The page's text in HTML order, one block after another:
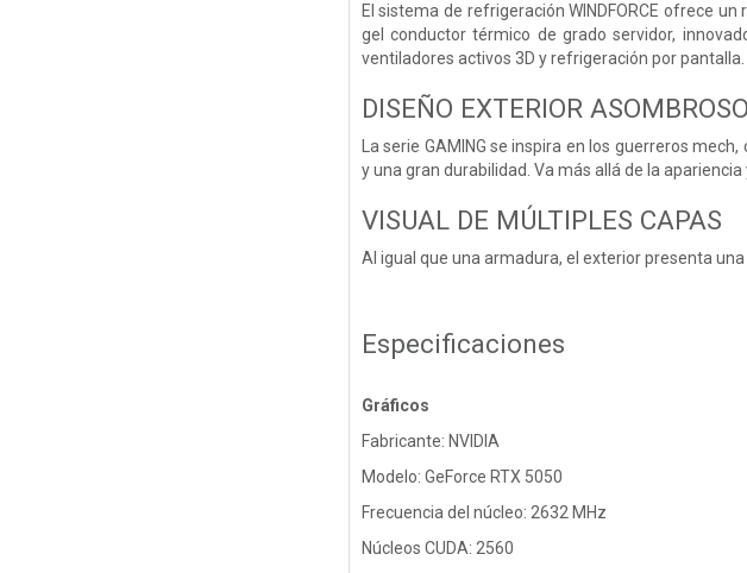
El sistema de refrigeración WINDFORCE ofrece
gel conductor térmico de grado servidor,
ventiladores activos 3D y refrigeración por pantalla.
DISEÑO EXTERIOR ASOMBROSO
La serie GAMING se inspira en los guerreros
y una gran durabilidad. Va más allá de la
VISUAL DE MÚLTIPLES CAPAS
Al igual que una armadura, el exterior presenta
Especificaciones
Gráficos
Fabricante: NVIDIA
Modelo: GeForce RTX 5050
Frecuencia del núcleo: 2632 MHz
Núcleos CUDA: 2560